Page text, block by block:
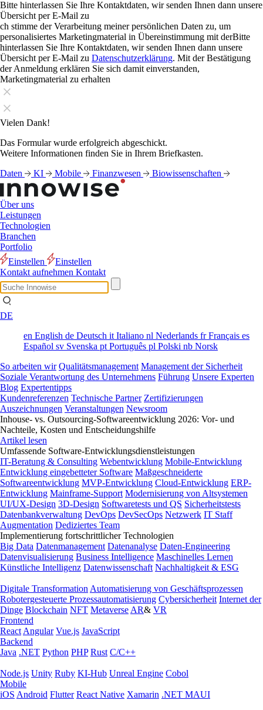
Bitte hinterlassen Sie Ihre Kontaktdaten, wir senden Ihnen dann unsere
Übersicht per E-Mail zu
ch stimme der Verarbeitung meiner persönlichen Daten zu, um
personalisiertes Marketingmaterial in Übereinstimmung mit derBitte
hinterlassen Sie Ihre Kontaktdaten, wir senden Ihnen dann unsere
Übersicht per E-Mail zu Datenschutzerklärung. Mit der Bestätigung
der Anmeldung erklären Sie sich damit einverstanden,
Marketingmaterial zu erhalten
Vielen Dank!
Das Formular wurde erfolgreich abgeschickt.
Weitere Informationen finden Sie in Ihrem Briefkasten.
Daten
KI Mobile Finanzwesen Biowissenschaften
Über uns
Leistungen
Technologien
Branchen
Portfolio
Einstellen
Einstellen
Kontakt aufnehmen Kontakt
DE
en English de Deutsch it Italiano nl Nederlands frFrançais es
Español sv Svenska pt Português pl Polski nb Norsk
So arbeiten wir Qualitätsmanagement Management der Sicherheit
Soziale Verantwortung des Unternehmens Führung Unsere Experten
Blog Expertentipps
Kundenreferenzen Technische Partner Zertifizierungen
Auszeichnungen Veranstaltungen Newsroom
Inhouse- vs. Outsourcing-Softwareentwicklung 2026: Vor- und
Nachteile, Kosten und Entscheidungshilfe
Artikel lesen
Umfassende Software-Entwicklungsdienstleistungen
IT-Beratung & Consulting Webentwicklung Mobile-Entwicklung
Entwicklung eingebetteter Software Maßgeschneiderte
Softwareentwicklung MVP-Entwicklung Cloud-Entwicklung ERP-
Entwicklung Mainframe-Support Modernisierung von Altsystemen
UI/UX-Design 3D-Design Softwaretests und QS Sicherheitstests
Datenbankverwaltung DevOps DevSecOps Netzwerk IT Staff
Augmentation Dediziertes Team
Implementierung fortschrittlicher Technologien
Big Data Datenmanagement Datenanalyse Daten-Engineering
Datenvisualisierung Business Intelligence Maschinelles Lernen
Künstliche Intelligenz Datenwissenschaft Nachhaltigkeit & ESG
Digitale Transformation Automatisierung von Geschäftsprozessen
Robotergesteuerte Prozessautomatisierung Cybersicherheit Internet der
Dinge Blockchain NFT Metaverse AR& VR
Frontend
React Angular Vue.js JavaScript
Backend
Java .NET Python PHP Rust C/C++
Node.js Unity Ruby KI-Hub Unreal Engine Cobol
Mobile
iOS Android Flutter React Native Xamarin .NET MAUI